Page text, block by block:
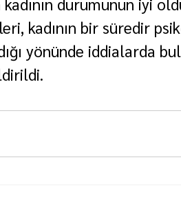
kadının bir süredir
yönünde iddialarda